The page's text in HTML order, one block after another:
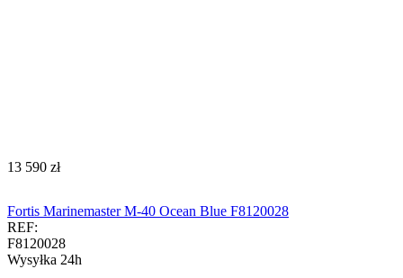
‍13 590‍ zł
Fortis Marinemaster M-40 Ocean Blue F8120028
REF:
F8120028
Wysyłka 24h